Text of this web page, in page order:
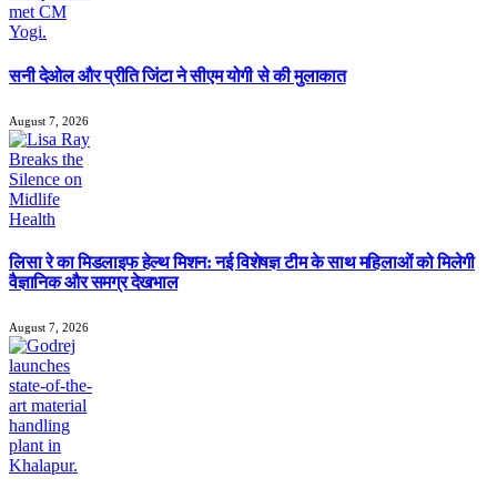
सनी देओल और प्रीति जिंटा ने सीएम योगी से की मुलाकात
August 7, 2026
लिसा रे का मिडलाइफ हेल्थ मिशन: नई विशेषज्ञ टीम के साथ महिलाओं को मिलेगी
वैज्ञानिक और समग्र देखभाल
August 7, 2026